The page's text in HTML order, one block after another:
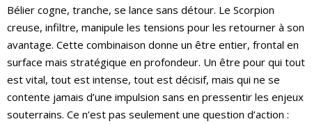
Bélier cogne, tranche, se lance sans détour. Le Scorpion
creuse, infiltre, manipule les tensions pour les retourner à son
avantage. Cette combinaison donne un être entier, frontal en
surface mais stratégique en profondeur. Un être pour qui tout
est vital, tout est intense, tout est décisif, mais qui ne se
contente jamais d’une impulsion sans en pressentir les enjeux
souterrains. Ce n’est pas seulement une question d’action :